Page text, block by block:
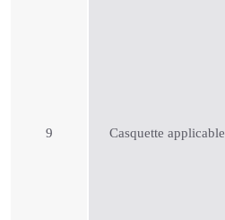
9 Casquette applicable